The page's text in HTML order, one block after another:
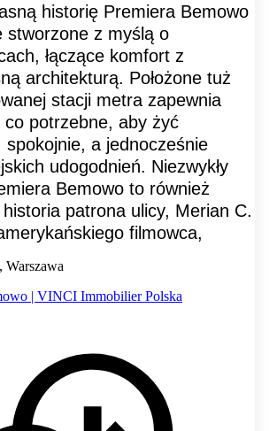
historię Premiera Bemowo
stworzone z myślą o
łączące komfort z
architekturą. Położone tuż
stacji metra zapewnia
co potrzebne, aby żyć
spokojnie, a jednocześnie
udogodnień. Niezwykły
Bemowo to również
historia patrona ulicy, Merian C.
filmowca,
Warszawa
| VINCI Immobilier Polska